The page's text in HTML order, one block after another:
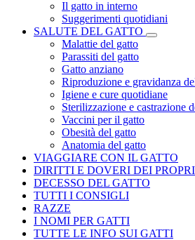
Il gatto in interno
Suggerimenti quotidiani
SALUTE DEL GATTO
Malattie del gatto
Parassiti del gatto
Gatto anziano
Riproduzione e gravidanza
Igiene e cure quotidiane
Sterilizzazione e castrazione
Vaccini per il gatto
Obesità del gatto
Anatomia del gatto
VIAGGIARE CON IL GATTO
DIRITTI E DOVERI DEI
DECESSO DEL GATTO
TUTTI I CONSIGLI
RAZZE
I NOMI PER GATTI
TUTTE LE INFO SUI GATTI